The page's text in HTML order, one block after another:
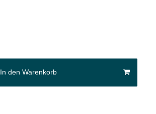
In den Warenkorb